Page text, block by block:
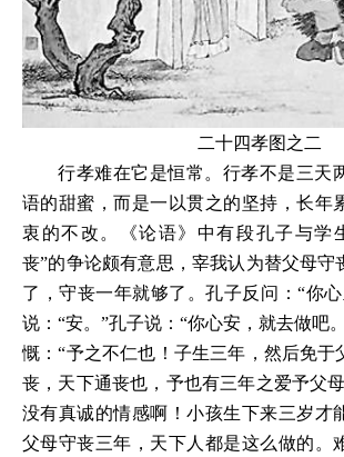
二十四孝图之二
行孝难在它是恒常。行孝不是三天
语的甜蜜，而是一以贯之的坚持，长年
衷的不改。《论语》中有段孔子与学
丧”的争论颇有意思，宰我认为替父母守
了，守丧一年就够了。孔子反问：“你
说：“安。”孔子说：“你心安，就去做吧
慨：“予之不仁也！子生三年，然后免于
丧，天下通丧也，予也有三年之爱予父
没有真诚的情感啊！小孩生下来三岁才
父母守丧三年，天下人都是这么做的。